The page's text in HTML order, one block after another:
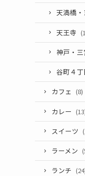
天満橋
天王寺
神戸・三
谷町４
カフェ (8)
カレー
スイーツ
ラーメン
ランチ